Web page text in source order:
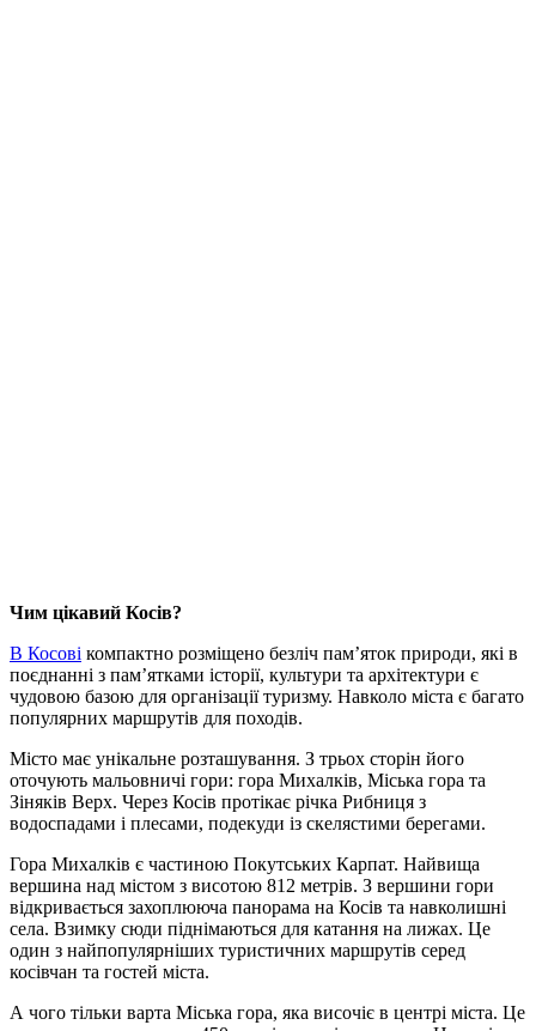
Чим цікавий Косів?
В Косові компактно розміщено безліч пам’яток природи, які в
поєднанні з пам’ятками історії, культури та архітектури є
чудовою базою для організації туризму. Навколо міста є багато
популярних маршрутів для походів.
Місто має унікальне розташування. З трьох сторін його
оточують мальовничі гори: гора Михалків, Міська гора та
Зіняків Верх. Через Косів протікає річка Рибниця з
водоспадами і плесами, подекуди із скелястими берегами.
Гора Михалків є частиною Покутських Карпат. Найвища
вершина над містом з висотою 812 метрів. З вершини гори
відкривається захоплююча панорама на Косів та навколишні
села. Взимку сюди піднімаються для катання на лижах. Це
один з найпопулярніших туристичних маршрутів серед
косівчан та гостей міста.
А чого тільки варта Міська гора, яка височіє в центрі міста. Це